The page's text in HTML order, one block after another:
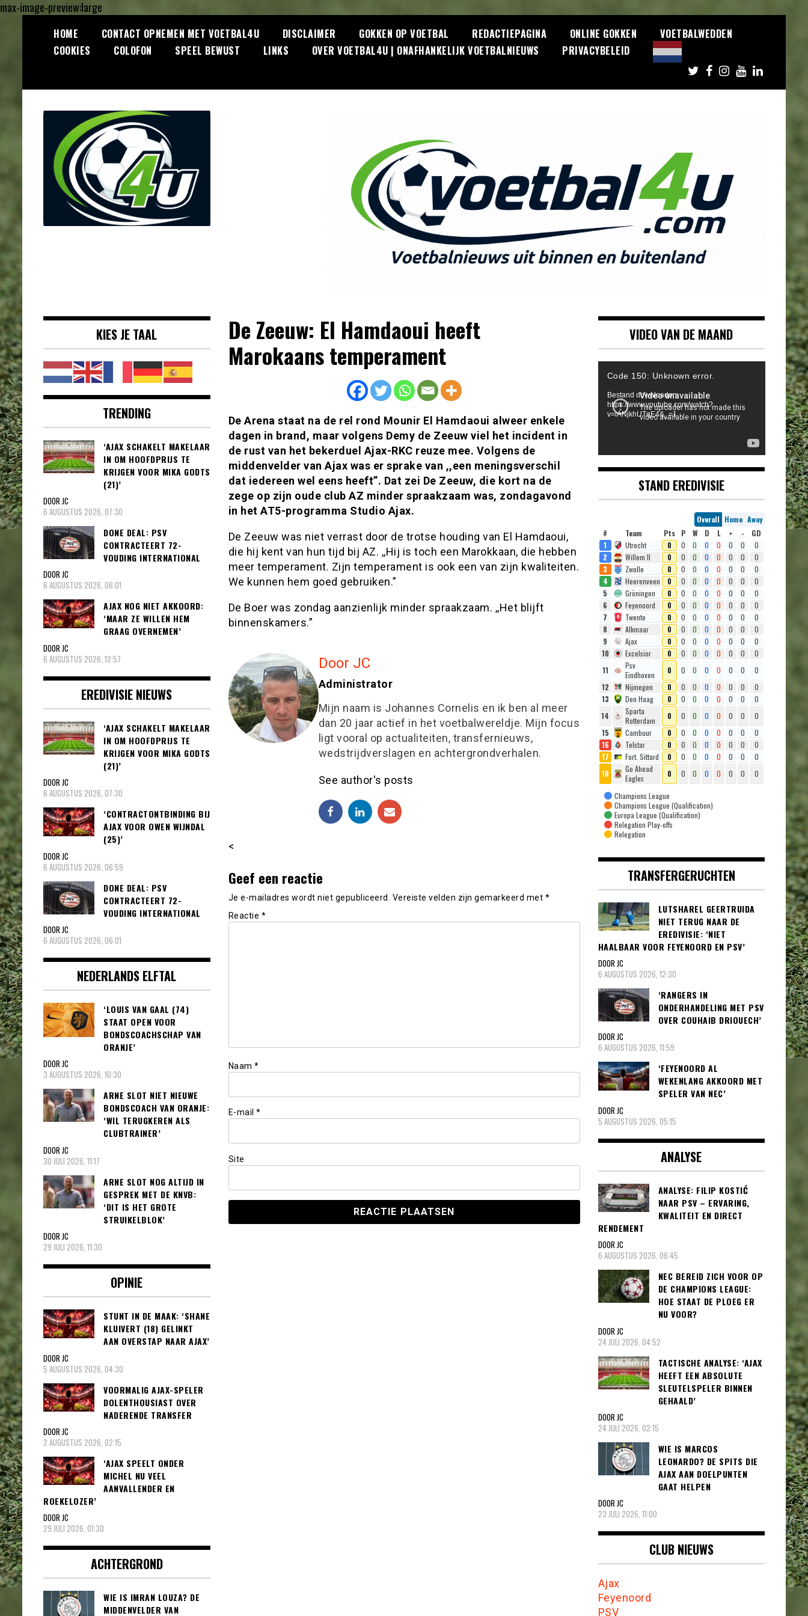
max-image-preview:large
HOME CONTACT OPNEMEN MET VOETBAL4U DISCLAIMER GOKKEN OP VOETBAL REDACTIEPAGINA ONLINE GOKKEN
VOETBALWEDDEN
COOKIES
COLOFON SPEEL BEWUST LINKS OVER VOETBAL4U | ONAFHANKELIJK VOETBALNIEUWS PRIVACYBELEID
Eredivisie &
Internationaal
voetbal |
De Zeeuw: El Hamdaoui heeft
Marokaans temperament
De Arena staat na de rel rond Mounir El Hamdaoui alweer enkele
dagen in brand, maar volgens Demy de Zeeuw viel het incident in
de rust van het bekerduel Ajax-RKC reuze mee. Volgens de
middenvelder van Ajax was er sprake van ,,een meningsverschil
dat iedereen wel eens heeft”. Dat zei De Zeeuw, die kort na de
zege op zijn oude club AZ minder spraakzaam was, zondagavond
in het AT5-programma Studio Ajax.
De Zeeuw was niet verrast door de trotse houding van El Hamdaoui,
die hij kent van hun tijd bij AZ. ,,Hij is toch een Marokkaan, die hebben
meer temperament. Zijn temperament is ook een van zijn kwaliteiten.
We kunnen hem goed gebruiken.”
De Boer was zondag aanzienlijk minder spraakzaam. ,,Het blijft
binnenskamers.”
Door JC
Administrator
Mijn naam is Johannes Cornelis en ik ben al meer
dan 20 jaar actief in het voetbalwereldje. Mijn focus
ligt vooral op actualiteiten, transfernieuws,
wedstrijdverslagen en achtergrondverhalen.
See author's posts
<
Geef een reactie
Je e-mailadres wordt niet gepubliceerd. Vereiste velden zijn gemarkeerd met *
Reactie *
Naam *
E-mail *
Site
KIES JE TAAL
TRENDING
‘AJAX SCHAKELT MAKELAAR
IN OM HOOFDPRIJS TE
KRIJGEN VOOR MIKA GODTS
(21)’
DOOR JC
6 AUGUSTUS 2026, 07:30
DONE DEAL: PSV
CONTRACTEERT 72-
VOUDING INTERNATIONAL
DOOR JC
6 AUGUSTUS 2026, 06:01
AJAX NOG NIET AKKOORD:
‘MAAR ZE WILLEN HEM
GRAAG OVERNEMEN’
DOOR JC
6 AUGUSTUS 2026, 12:57
EREDIVISIE NIEUWS
‘AJAX SCHAKELT MAKELAAR
IN OM HOOFDPRIJS TE
KRIJGEN VOOR MIKA GODTS
(21)’
DOOR JC
6 AUGUSTUS 2026, 07:30
‘CONTRACTONTBINDING BIJ
AJAX VOOR OWEN WIJNDAL
(25)’
DOOR JC
6 AUGUSTUS 2026, 06:59
DONE DEAL: PSV
CONTRACTEERT 72-
VOUDING INTERNATIONAL
DOOR JC
6 AUGUSTUS 2026, 06:01
NEDERLANDS ELFTAL
‘LOUIS VAN GAAL (74)
STAAT OPEN VOOR
BONDSCOACHSCHAP VAN
ORANJE’
DOOR JC
3 AUGUSTUS 2026, 10:30
ARNE SLOT NIET NIEUWE
BONDSCOACH VAN ORANJE:
‘WIL TERUGKEREN ALS
CLUBTRAINER’
DOOR JC
30 JULI 2026, 11:17
ARNE SLOT NOG ALTIJD IN
GESPREK MET DE KNVB:
‘DIT IS HET GROTE
STRUIKELBLOK’
DOOR JC
29 JULI 2026, 11:30
OPINIE
STUNT IN DE MAAK: ‘SHANE
KLUIVERT (18) GELINKT
AAN OVERSTAP NAAR AJAX’
DOOR JC
5 AUGUSTUS 2026, 04:30
VOORMALIG AJAX-SPELER
DOLENTHOUSIAST OVER
NADERENDE TRANSFER
DOOR JC
2 AUGUSTUS 2026, 02:15
‘AJAX SPEELT ONDER
MICHEL NU VEEL
AANVALLENDER EN
ROEKELOZER’
DOOR JC
29 JULI 2026, 01:30
ACHTERGROND
WIE IS IMRAN LOUZA? DE
MIDDENVELDER VAN
VIDEO VAN DE MAAND
Code 150: Unknown error.
Bestand downloaden:
https://www.youtube.com/watch?
v=iANjkhUTqE4&_=1
STAND EREDIVISIE
Overall Home Away
#
Team Pts P W D L + -
GD
1
Utrecht 0 0 0 0 0 0 0
0
2
Willem II 0 0 0 0 0 0 0
0
3
Zwolle 0 0 0 0 0 0 0
0
4
Heerenveen 0 0 0 0 0 0 0
0
5
Gröningen 0 0 0 0 0 0 0
0
6
Feyenoord 0 0 0 0 0 0 0
0
7
Twente 0 0 0 0 0 0 0
0
8
Alkmaar 0 0 0 0 0 0 0
0
9
Ajax 0 0 0 0 0 0 0
0
10
Excelsior 0 0 0 0 0 0 0
0
11
Psv
Eindhoven
0 0 0 0 0 0 0
0
12
Nijmegen 0 0 0 0 0 0 0
0
13
Den Haag 0 0 0 0 0 0 0
0
14
Sparta
Rotterdam
0 0 0 0 0 0 0
0
15
Cambuur 0 0 0 0 0 0 0
0
16
Telstar 0 0 0 0 0 0 0
0
17
Fort. Sittard 0 0 0 0 0 0 0
0
18
Go Ahead
Eagles
0 0 0 0 0 0 0 0
Champions League
Champions League (Qualification)
Europa League (Qualification)
Relegation Play-offs
Relegation
TRANSFERGERUCHTEN
LUTSHAREL GEERTRUIDA
NIET TERUG NAAR DE
EREDIVISIE: ‘NIET
HAALBAAR VOOR FEYENOORD EN PSV’
DOOR JC
6 AUGUSTUS 2026, 12:30
‘RANGERS IN
ONDERHANDELING MET PSV
OVER COUHAIB DRIOUECH’
DOOR JC
6 AUGUSTUS 2026, 11:59
‘FEYENOORD AL
WEKENLANG AKKOORD MET
SPELER VAN NEC’
DOOR JC
5 AUGUSTUS 2026, 05:15
ANALYSE
ANALYSE: FILIP KOSTIĆ
NAAR PSV – ERVARING,
KWALITEIT EN DIRECT
RENDEMENT
DOOR JC
6 AUGUSTUS 2026, 06:45
NEC BEREID ZICH VOOR OP
DE CHAMPIONS LEAGUE:
HOE STAAT DE PLOEG ER
NU VOOR?
DOOR JC
24 JULI 2026, 04:52
TACTISCHE ANALYSE: ‘AJAX
HEEFT EEN ABSOLUTE
SLEUTELSPELER BINNEN
GEHAALD’
DOOR JC
24 JULI 2026, 02:15
WIE IS MARCOS
LEONARDO? DE SPITS DIE
AJAX AAN DOELPUNTEN
GAAT HELPEN
DOOR JC
23 JULI 2026, 11:00
CLUB NIEUWS
Ajax
Feyenoord
PSV